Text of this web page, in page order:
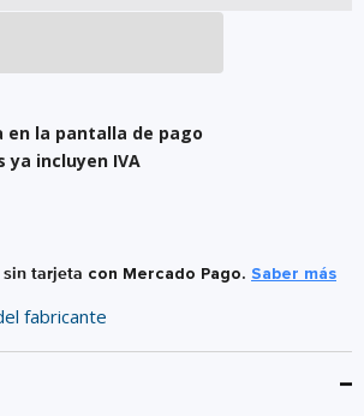
en la pantalla de pago
ya incluyen IVA
sin tarjeta con Mercado Pago. Saber más
fabricante